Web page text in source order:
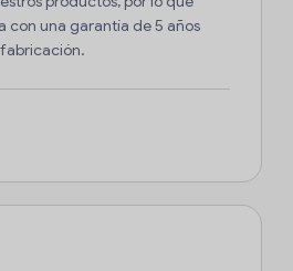
con una garantía de 5 años